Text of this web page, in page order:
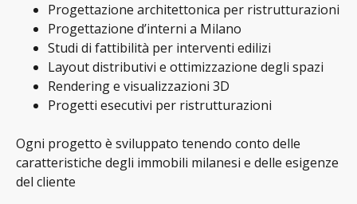
Progettazione architettonica per ristrutturazioni
Progettazione d’interni a Milano
Studi di fattibilità per interventi edilizi
Layout distributivi e ottimizzazione degli spazi
Rendering e visualizzazioni 3D
Progetti esecutivi per ristrutturazioni
Ogni progetto è sviluppato tenendo conto delle
caratteristiche degli immobili milanesi e delle esigenze
del cliente